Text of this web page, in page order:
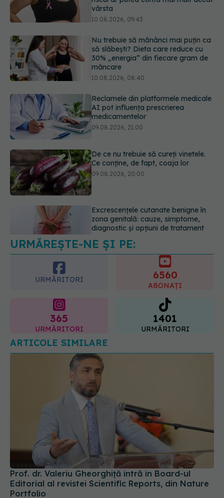
30% „energia” din fiecare gram de
mâncare
Reclamele din platformele medicale
AI pot influența prescrierea
medicamentelor
09.08.2026, 21:00
De ce nu trebuie să cureți vinetele.
Ce conține, de fapt, coaja lor
09.08.2026, 20:00
Excrescențele cutanate benigne în
zona genitală: cauze, simptome,
diagnostic și opțiuni de tratament
Sânii densi sau antecedente
familiale de cancer mamar? De ce
vârsta
10.08.2026, 09:43
URMĂREȘTE-NE ȘI PE:
URMĂRITORI
ABONAȚI
URMĂRITORI
1401
URMĂRITORI
ARTICOLE SIMILARE
Prof. dr. Valeriu Gheorghiță intră în Board-ul
Editorial al revistei Scientific Reports, din Nature
Portfolio
05 aug 2026, 21:09